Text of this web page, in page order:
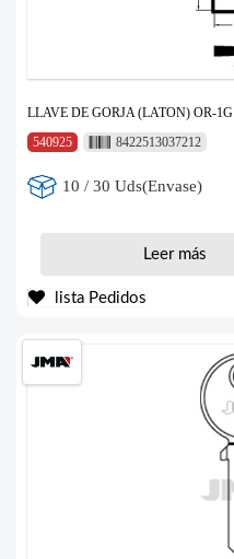
LLAVE DE GORJA (LATON) OR-1G
540925
8422513037212
10 / 30 Uds(Envase)
Leer más
lista Pedidos